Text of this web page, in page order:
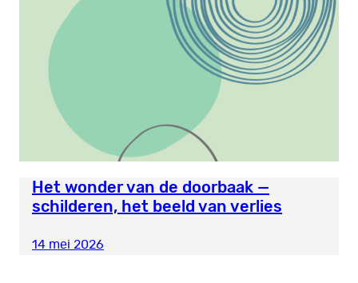
Het wonder van de doorbaak —
schilderen, het beeld van verlies
14 mei 2026